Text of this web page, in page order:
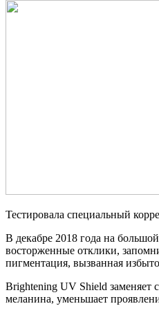
Тестировала специальный
В декабре 2018 года на
восторженные отклики,
пигментация, вызванная
Brightening UV Shield заменяет
меланина, уменьшает